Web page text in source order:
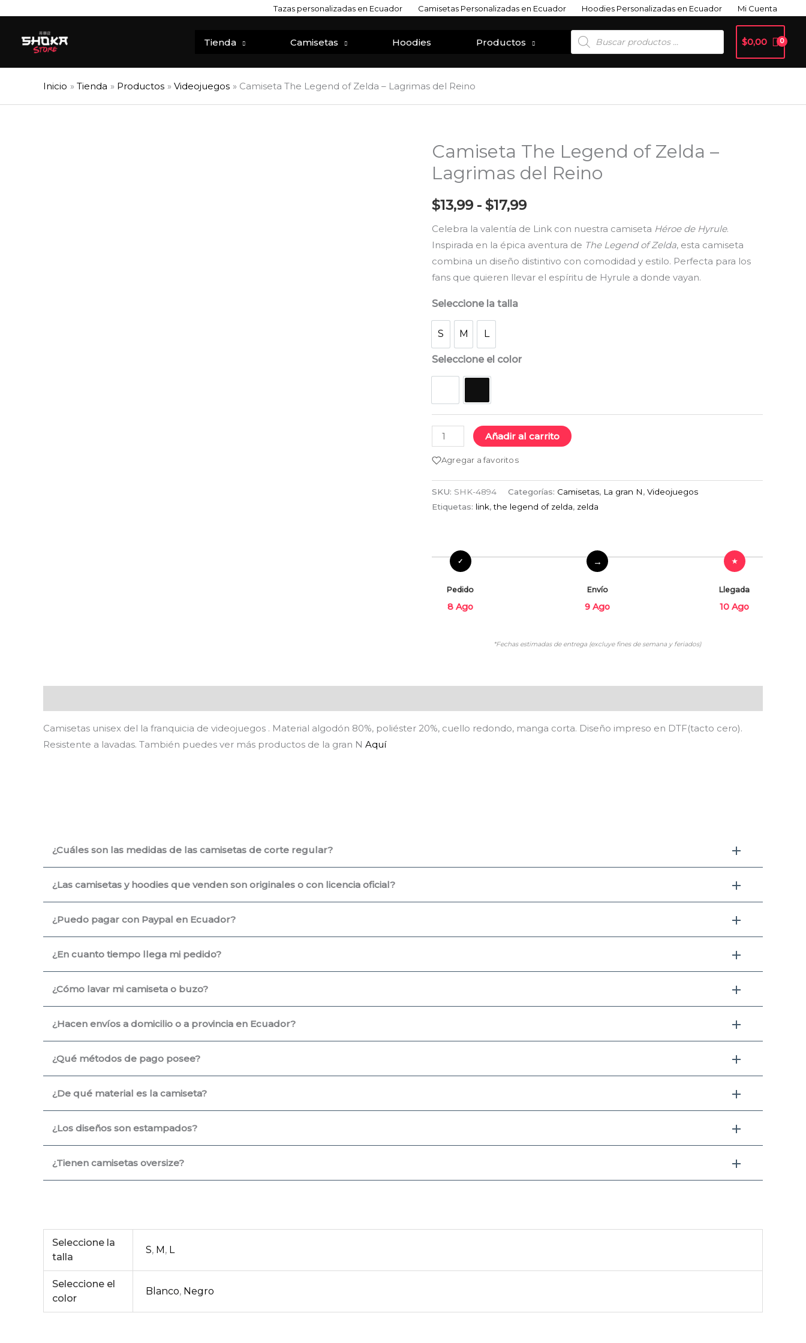
contenido
Tazas personalizadas en Ecuador Camisetas Personalizadas en Ecuador Hoodies Personalizadas en Ecuador Mi Cuenta
Tienda Camisetas Hoodies Productos
Búsqueda
De
Productos
$0,00
Inicio Tienda Productos Videojuegos Camiseta The Legend of Zelda – Lagrimas del Reino
Camiseta The Legend of Zelda –
Lagrimas del Reino
$13,99 - $17,99
Rango
de
precios:
desde
$13,99
hasta
Celebra la valentía de Link con nuestra camiseta Héroe de Hyrule.
Inspirada en la épica aventura de The Legend of Zelda, esta camiseta
combina un diseño distintivo con comodidad y estilo. Perfecta para los
fans que quieren llevar el espíritu de Hyrule a donde vayan.
Seleccione la talla
S M L
Seleccione el color
Camiseta
The
Legend
of
Zelda
-
Lagrimas
del
Reino
Añadir al carrito
Agregar a favoritos
SKU: SHK-4894 Categorías: Camisetas, La gran N, Videojuegos
Etiquetas: link,the legend of zelda, zelda
Pedido
8 Ago
Envío
9 Ago
Llegada
10 Ago
*Fechas estimadas de entrega (excluye fines de semana y feriados)
Camisetas unisex del la franquicia de videojuegos ​. Material algodón 80%, poliéster 20%, cuello redondo, manga corta. Diseño impreso en DTF(tacto cero).
Resistente a lavadas. También puedes ver más productos de la gran N Aquí
¿Cuáles son las medidas de las camisetas de corte regular?
¿Las camisetas y hoodies que venden son originales o con licencia oficial?
¿Puedo pagar con Paypal en Ecuador?
¿En cuanto tiempo llega mi pedido?
¿Cómo lavar mi camiseta o buzo?
¿Hacen envíos a domicilio o a provincia en Ecuador?
¿Qué métodos de pago posee?
¿De qué material es la camiseta?
¿Los diseños son estampados?
¿Tienen camisetas oversize?
Seleccione la
talla
S, M, L
Seleccione el
color
Blanco, Negro